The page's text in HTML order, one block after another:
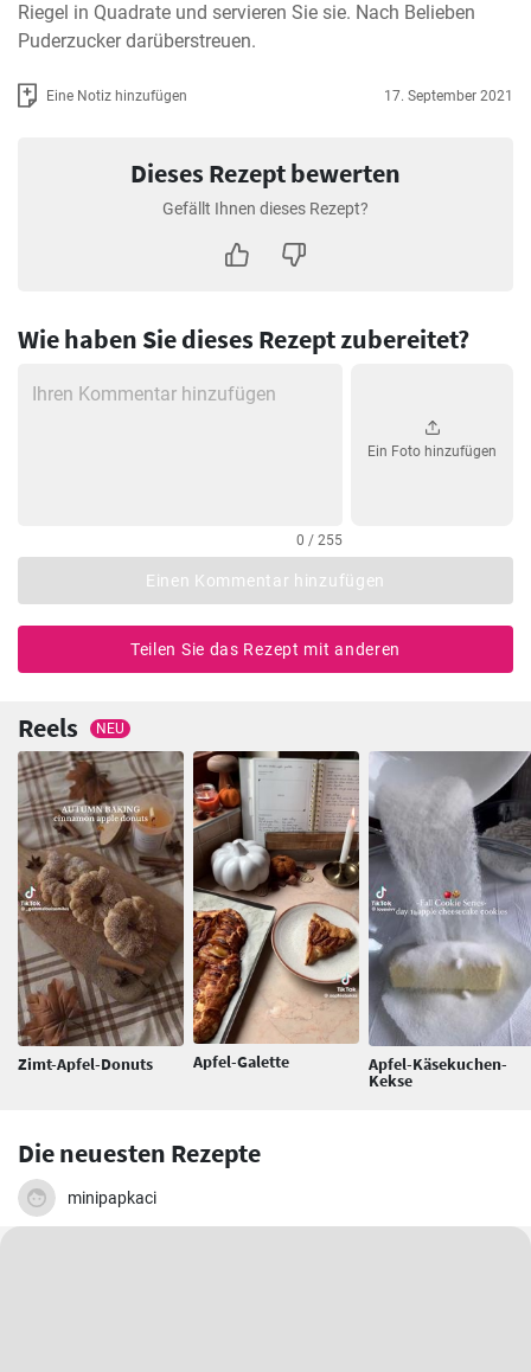
Riegel in Quadrate und servieren Sie sie. Nach Belieben
Puderzucker darüberstreuen.
Eine Notiz hinzufügen 17. September 2021
Dieses Rezept bewerten
Gefällt Ihnen dieses Rezept?
Wie haben Sie dieses Rezept zubereitet?
0 / 255
Ein Foto hinzufügen
Einen Kommentar hinzufügen
Teilen Sie das Rezept mit anderen
Reels NEU
Zimt-Apfel-Donuts Apfel-Galette Apfel-Käsekuchen-
Kekse
Die neuesten Rezepte
minipapkaci